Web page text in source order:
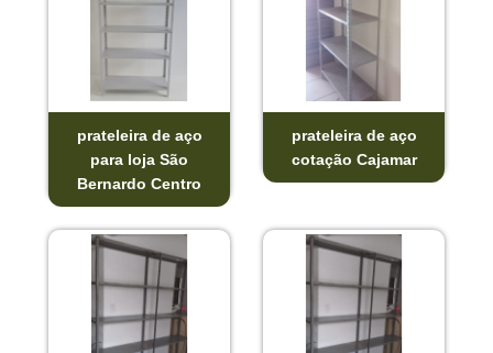
prateleira de aço
para loja São
Bernardo Centro
prateleira de aço
cotação Cajamar